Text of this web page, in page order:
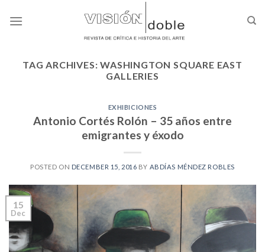
TAG ARCHIVES:WASHINGTON SQUARE EAST
GALLERIES
EXHIBICIONES
Antonio Cortés Rolón – 35 años entre
emigrantes y éxodo
POSTED ON DECEMBER 15, 2016 BY ABDÍAS MÉNDEZ ROBLES
15
Dec